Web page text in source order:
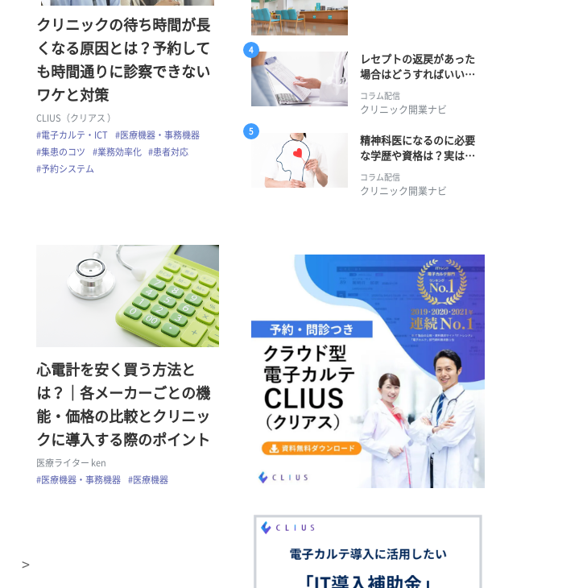
クリニックの待ち時間が長
くなる原因とは？予約して
も時間通りに診察できない
ワケと対策
CLIUS（クリアス ）
#電子カルテ・ICT
#医療機器・事務機器
#集患のコツ
#業務効率化
#患者対応
#予約システム
心電計を安く買う方法と
は？｜各メーカーごとの機
能・価格の比較とクリニッ
クに導入する際のポイント
医療ライター ken
#医療機器・事務機器
#医療機器
>
レセプトの返戻があった
場合はどうすればいい？
そのプロセスとは？
コラム配信
クリニック開業ナビ
精神科医になるのに必要
な学歴や資格は？実は学
士編入学からでも目指せ
る！
コラム配信
クリニック開業ナビ